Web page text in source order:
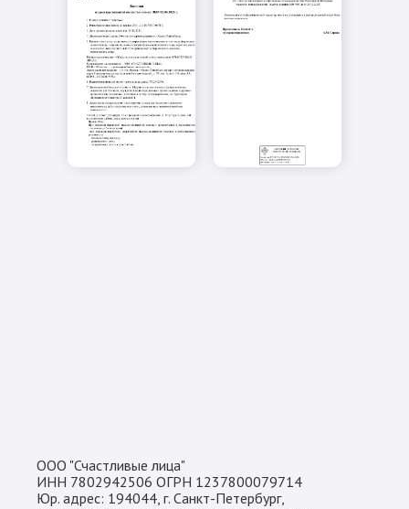
ООО "Счастливые лица"
ИНН 7802942506 ОГРН 1237800079714
Юр. адрес: 194044, г. Санкт-Петербург,